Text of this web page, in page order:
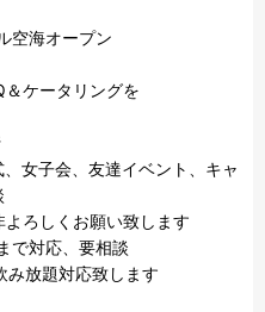
空海オープン
ケータリングを
女子会、友達イベント、キャ
ろしくお願い致します
で対応、要相談
み放題対応致します